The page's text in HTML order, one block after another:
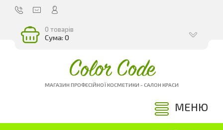
0 товарів
Сума: 0
Color Code
МАГАЗИН ПРОФЕСІЙНОЇ КОСМЕТИКИ - САЛОН КРАСИ
МЕНЮ